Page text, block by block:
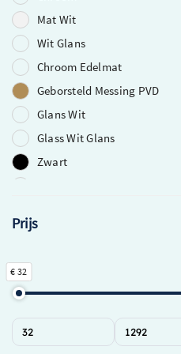
Mat Wit
Wit Glans
Chroom Edelmat
Geborsteld Messing PVD
Glans Wit
Glass Wit Glans
Zwart
Geborsteld Gunmetal PVD
Prijs
€ 32